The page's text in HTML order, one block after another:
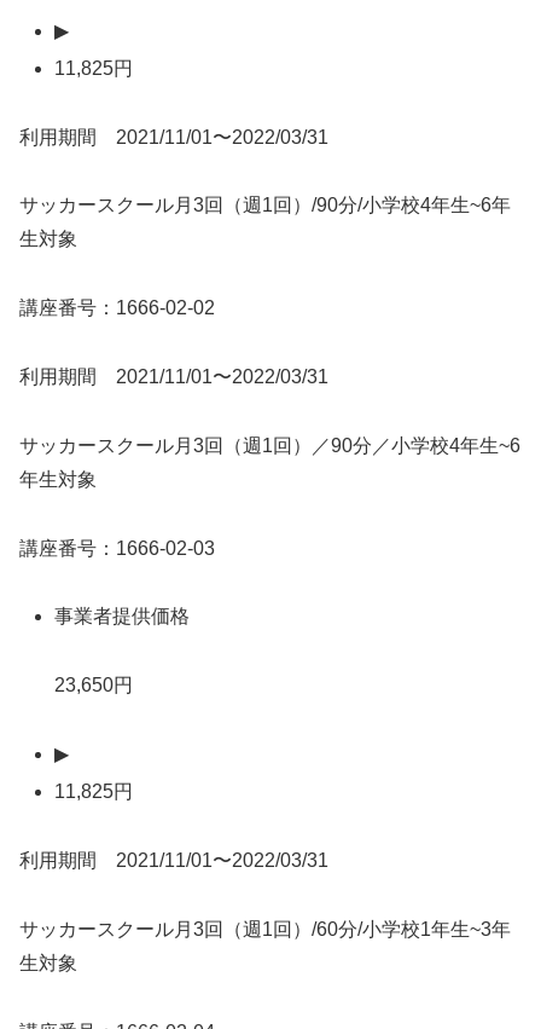
▶
11,825円
利用期間 2021/11/01〜2022/03/31
サッカースクール月3回（週1回）/90分/小学校4年生~6年
生対象
講座番号：1666-02-02
利用期間 2021/11/01〜2022/03/31
サッカースクール月3回（週1回）／90分／小学校4年生~6
年生対象
講座番号：1666-02-03
事業者提供価格
23,650円
▶
11,825円
利用期間 2021/11/01〜2022/03/31
サッカースクール月3回（週1回）/60分/小学校1年生~3年
生対象